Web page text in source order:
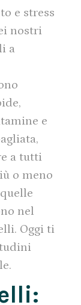
e stress
nostri
a
e
a tutti
o meno
nel
Oggi ti